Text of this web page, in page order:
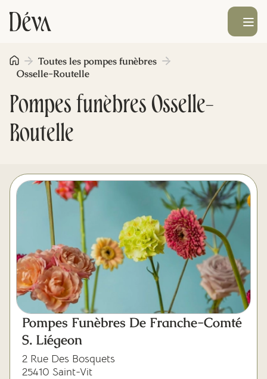
Obsèques
Prévoyance
Monument funéraire
Livraison de fleurs
Mes dernières volontés
Ouvrir le
Pompes funèbres Osselle-
Routelle
Toutes les pompes funèbres
Osselle-Routelle
Pompes Funèbres De Franche-Comté
S. Liégeon
2 Rue Des Bosquets
25410 Saint-Vit